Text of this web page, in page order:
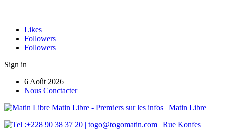
Likes
Followers
Followers
Sign in
6 Août 2026
Nous Conctacter
Matin Libre - Premiers sur les infos | Matin Libre